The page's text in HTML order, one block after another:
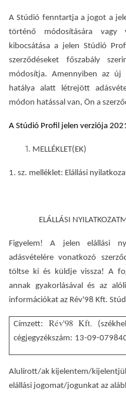
A Stúdió fenntartja a jogot a
történő módosítására vagy
kibocsátása a jelen Stúdió
szerződéseket főszabály
módosítja. Amennyiben az
hatálya alatt létrejött
módon hatással van, Ön a
A Stúdió Profil jelen verziója
MELLÉKLET(EK)
1. sz. melléklet: Elállási
ELÁLLÁSI
Figyelem! A jelen elállási
adásvételére vonatkozó
töltse ki és küldje vissza! A
annak gyakorlásával és az
információkat az Rév'98 Kft.
Címzett: Rév'98 Kft.
cégjegyzékszám: 13-09-
Alulírott/ak kijelentem/
elállási jogomat/jogunkat az